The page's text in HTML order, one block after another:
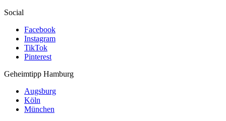
Social
Facebook
Instagram
TikTok
Pinterest
Geheimtipp Hamburg
Augsburg
Köln
München